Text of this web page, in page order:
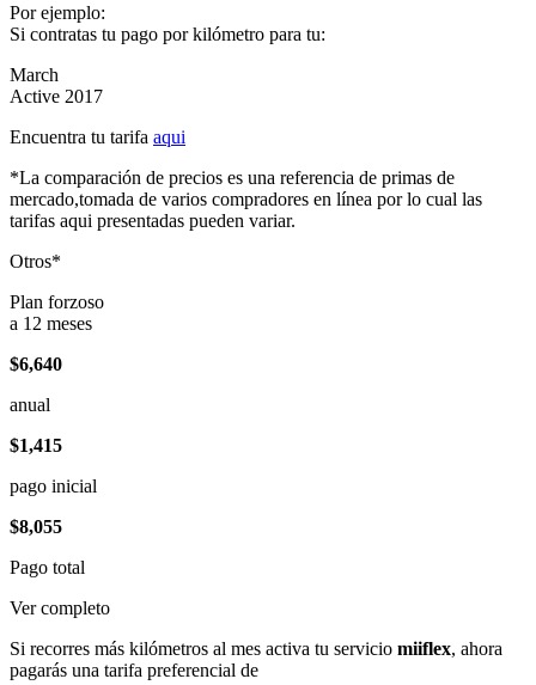
Por ejemplo:
Si contratas tu pago por kilómetro para tu:
March
Active 2017
Encuentra tu tarifa aqui
*La comparación de precios es una referencia de primas de
mercado,tomada de varios compradores en línea por lo cual las
tarifas aqui presentadas pueden variar.
Otros*
Plan forzoso
a 12 meses
$6,640
anual
$1,415
pago inicial
$8,055
Pago total
Ver completo
Si recorres más kilómetros al mes activa tu servicio miiflex, ahora
pagarás una tarifa preferencial de